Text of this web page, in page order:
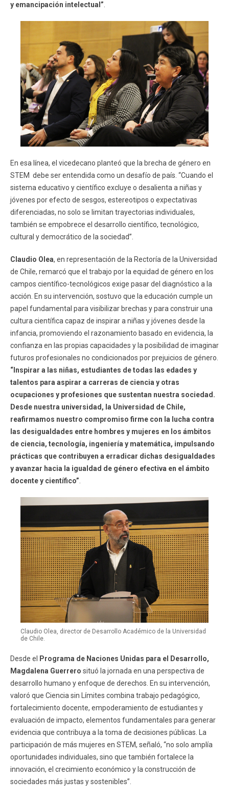
y emancipación intelectual”.
En esa línea, el vicedecano planteó que la brecha de género en
STEM debe ser entendida como un desafío de país. “Cuando el
sistema educativo y científico excluye o desalienta a niñas y
jóvenes por efecto de sesgos, estereotipos o expectativas
diferenciadas, no solo se limitan trayectorias individuales,
también se empobrece el desarrollo científico, tecnológico,
cultural y democrático de la sociedad”.
Claudio Olea, en representación de la Rectoría de la Universidad
de Chile, remarcó que el trabajo por la equidad de género en los
campos científico-tecnológicos exige pasar del diagnóstico a la
acción. En su intervención, sostuvo que la educación cumple un
papel fundamental para visibilizar brechas y para construir una
cultura científica capaz de inspirar a niñas y jóvenes desde la
infancia, promoviendo el razonamiento basado en evidencia, la
confianza en las propias capacidades y la posibilidad de imaginar
futuros profesionales no condicionados por prejuicios de género.
“Inspirar a las niñas, estudiantes de todas las edades y
talentos para aspirar a carreras de ciencia y otras
ocupaciones y profesiones que sustentan nuestra sociedad.
Desde nuestra universidad, la Universidad de Chile,
reafirmamos nuestro compromiso firme con la lucha contra
las desigualdades entre hombres y mujeres en los ámbitos
de ciencia, tecnología, ingeniería y matemática, impulsando
prácticas que contribuyen a erradicar dichas desigualdades
y avanzar hacia la igualdad de género efectiva en el ámbito
docente y científico”.
Claudio Olea, director de Desarrollo Académico de la Universidad
de Chile.
Desde el
Programa de Naciones Unidas para el Desarrollo,
Magdalena Guerrero situó la jornada en una perspectiva de
desarrollo humano y enfoque de derechos. En su intervención,
valoró que Ciencia sin Límites combina trabajo pedagógico,
fortalecimiento docente, empoderamiento de estudiantes y
evaluación de impacto, elementos fundamentales para generar
evidencia que contribuya a la toma de decisiones públicas. La
participación de más mujeres en STEM, señaló, “no solo amplía
oportunidades individuales, sino que también fortalece la
innovación, el crecimiento económico y la construcción de
sociedades más justas y sostenibles”.